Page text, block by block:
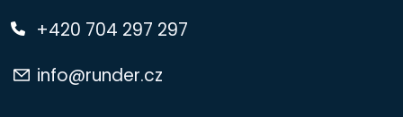
+420 704 297 297
info@runder.cz